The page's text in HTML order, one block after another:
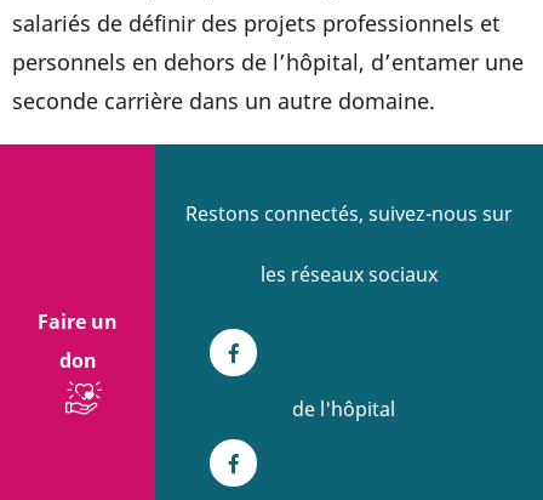
salariés de définir des projets professionnels et
personnels en dehors de l’hôpital, d’entamer une
seconde carrière dans un autre domaine.
Faire un
don
Restons connectés, suivez-nous sur
les réseaux sociaux
Facebook
de l'hôpital
Facebook